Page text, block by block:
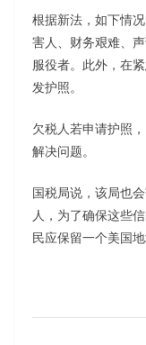
根据新法，如下情
害人、财务艰难、
服役者。此外，在
发护照。
欠税人若申请护照
解决问题。
国税局说，该局也
人，为了确保这些
民应保留一个美国